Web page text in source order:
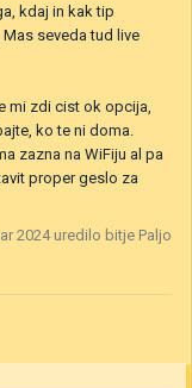
kdaj in kak tip
seveda tud live
mi zdi cist ok opcija,
ko te ni doma.
zazna na WiFiju al pa
proper geslo za
2024uredilo bitje Paljo